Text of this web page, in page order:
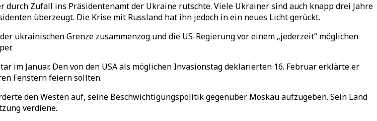
durch Zufall ins Präsidentenamt der Ukraine rutschte. Viele Ukrainer sind auch knapp drei Jahre
überzeugt. Die Krise mit Russland hat ihn jedoch in ein neues Licht gerückt.
ukrainischen Grenze zusammenzog und die US-Regierung vor einem „jederzeit“ möglichen
im Januar. Den von den USA als möglichen Invasionstag deklarierten 16. Februar erklärte er
Fenstern feiern sollten.
den Westen auf, seine Beschwichtigungspolitik gegenüber Moskau aufzugeben. Sein Land
verdiene.